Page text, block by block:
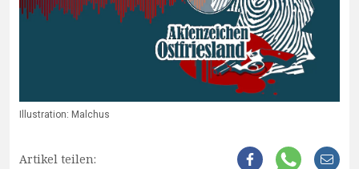
Illustration: Malchus
Artikel teilen: